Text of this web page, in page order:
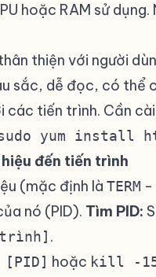
hoặc RAM sử dụng.
thiện với người
sắc, dễ đọc, có thể
các tiến trình. Cần
yum install
đến tiến trình
(mặc định là TERM -
nó (PID). Tìm PID:
.
hoặc kill -